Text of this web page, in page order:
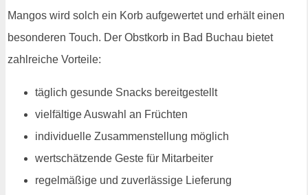
Mangos wird solch ein Korb aufgewertet und erhält einen
besonderen Touch. Der Obstkorb in Bad Buchau bietet
zahlreiche Vorteile:
täglich gesunde Snacks bereitgestellt
vielfältige Auswahl an Früchten
individuelle Zusammenstellung möglich
wertschätzende Geste für Mitarbeiter
regelmäßige und zuverlässige Lieferung